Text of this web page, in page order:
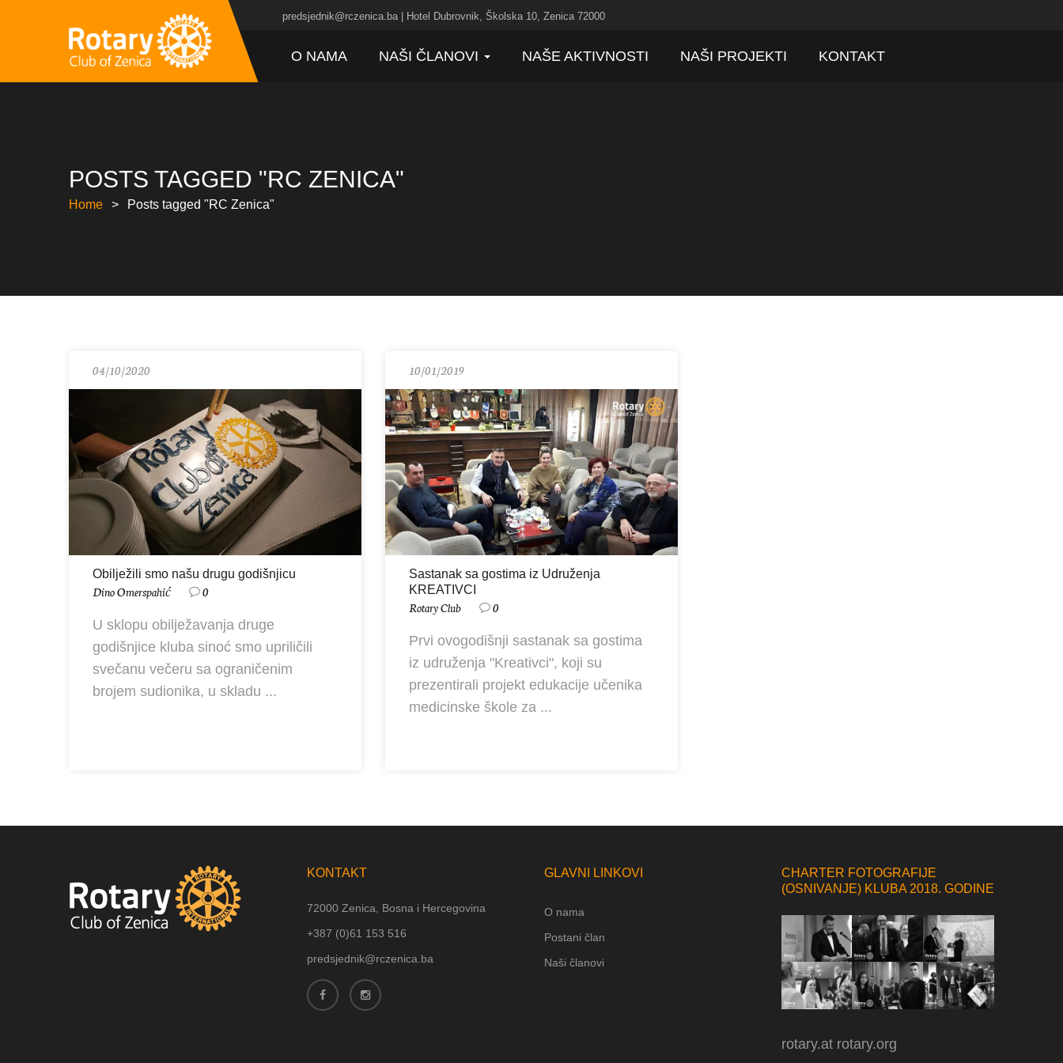
predsjednik@rczenica.ba | Hotel Dubrovnik, Školska 10, Zenica 72000
O NAMA NAŠI ČLANOVI NAŠE AKTIVNOSTI NAŠI PROJEKTI KONTAKT
POSTS TAGGED "RC ZENICA"
Home Posts tagged "RC Zenica"
04/10/2020
Obilježili smo našu drugu godišnjicu
Dino Omerspahić 0
U sklopu obilježavanja druge
godišnjice kluba sinoć smo upriličili
svečanu večeru sa ograničenim
brojem sudionika, u skladu ...
10/01/2019
Sastanak sa gostima iz Udruženja
KREATIVCI
Rotary Club 0
Prvi ovogodišnji sastanak sa gostima
iz udruženja "Kreativci", koji su
prezentirali projekt edukacije učenika
medicinske škole za ...
KONTAKT
72000 Zenica, Bosna i Hercegovina
+387 (0)61 153 516
predsjednik@rczenica.ba
GLAVNI LINKOVI
O nama
Postani član
Naši članovi
CHARTER FOTOGRAFIJE
(OSNIVANJE) KLUBA 2018. GODINE
rotary.at rotary.org